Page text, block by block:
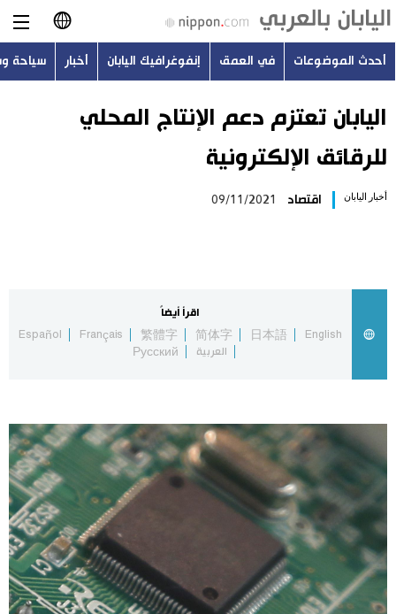
日本語
English
Русский
أحدث الموضوعات
اليابان في فيديو
علوم وتكنولوجيا
الأقسام
أحدث الموضوعات في العمق إنفوغرافيك اليابان أخبار سياحة
اليابان تعتزم دعم الإنتاج المحلي
للرقائق الإلكترونية
أخبار اليابان اقتصاد 09/11/2021
اقرأ أيضاً
English
日本語
简体字
繁體字
Français
Español
العربية
Русский